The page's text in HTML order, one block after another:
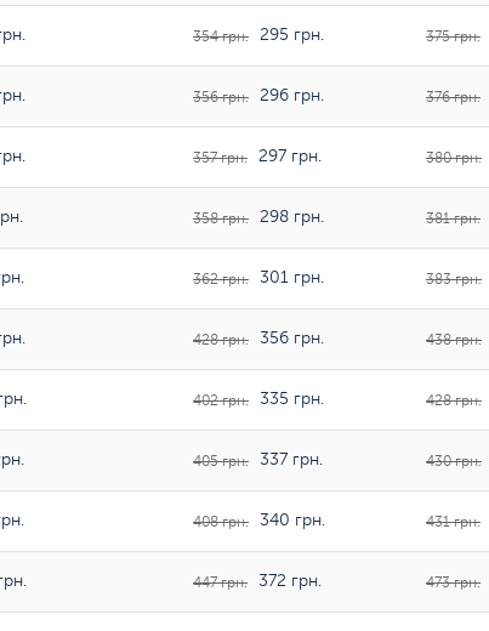
354 грн. 295 грн. 375 грн.
356 грн. 296 грн. 376 грн.
357 грн. 297 грн. 380 грн.
358 грн. 298 грн. 381 грн.
362 грн. 301 грн. 383 грн.
428 грн. 356 грн. 438 грн.
402 грн. 335 грн. 428 грн.
405 грн. 337 грн. 430 грн.
408 грн. 340 грн. 431 грн.
447 грн. 372 грн. 473 грн.